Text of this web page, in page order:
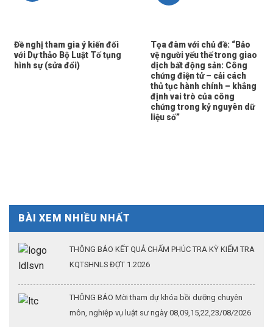
Đề nghị tham gia ý kiến đối
với Dự thảo Bộ Luật Tố tụng
hình sự (sửa đổi)
Tọa đàm với chủ đề: “Bảo
vệ người yếu thế trong giao
dịch bất động sản: Công
chứng điện tử – cải cách
thủ tục hành chính – khẳng
định vai trò của công
chứng trong kỷ nguyên dữ
liệu số”
BÀI XEM NHIỀU NHẤT
THÔNG BÁO KẾT QUẢ CHẤM PHÚC TRA KỲ KIỂM TRA
KQTSHNLS ĐỢT 1.2026
THÔNG BÁO Mời tham dự khóa bồi dưỡng chuyên
môn, nghiệp vụ luật sư ngày 08,09,15,22,23/08/2026